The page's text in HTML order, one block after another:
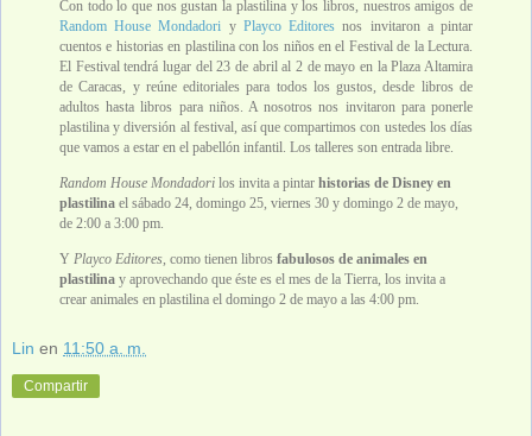
Con todo lo que nos gustan la plastilina y los libros, nuestros amigos de
Random House Mondadori y Playco Editores nos invitaron a pintar
cuentos e historias en plastilina con los niños en el Festival de la Lectura.
El Festival tendrá lugar del 23 de abril al 2 de mayo en la Plaza Altamira
de Caracas, y reúne editoriales para todos los gustos, desde libros de
adultos hasta libros para niños. A nosotros nos invitaron para ponerle
plastilina y diversión al festival, así que compartimos con ustedes los días
que vamos a estar en el pabellón infantil. Los talleres son entrada libre.
Random House Mondadori los invita a pintar historias de Disney en
plastilina el sábado 24, domingo 25, viernes 30 y domingo 2 de mayo,
de 2:00 a 3:00 pm.
Y Playco Editores, como tienen libros fabulosos de animales en
plastilina y aprovechando que éste es el mes de la Tierra, los invita a
crear animales en plastilina el domingo 2 de mayo a las 4:00 pm.
Lin en 11:50 a. m.
Compartir